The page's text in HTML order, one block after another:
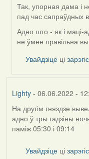
In
reply
to
by
Так, упорная дама і
пад час сапраўдных
Адно што - як і маці-
не ўмее правільна
Увайдзіце ці
Lighty- 06.06.2022 -
На другім гняздзе
адно ў тры гадзіны
паміж 05:30 і 09:14
Увайдзіце ці